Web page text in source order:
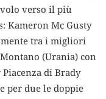
verso il più
Kameron Mc Gusty
tra i migliori
(Urania) con
di Brady
per due le doppie